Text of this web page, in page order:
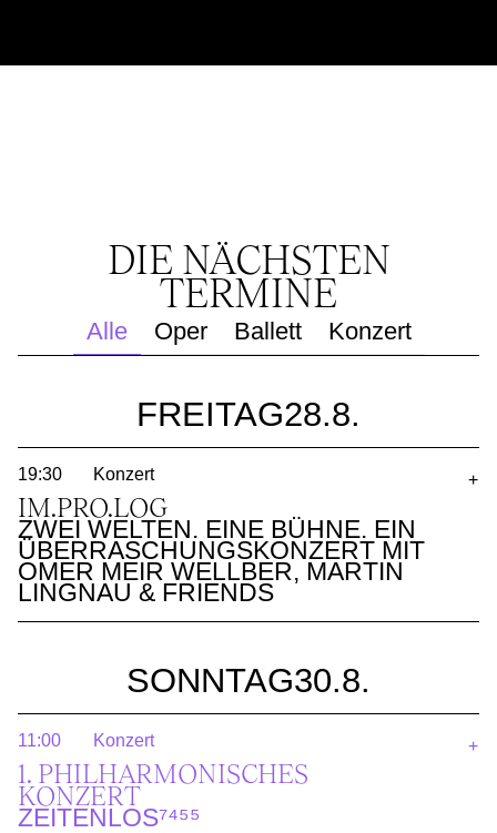
DIE NÄCHSTEN
TERMINE
Alle Oper Ballett Konzert
FREITAG28.8.
19:30 Konzert
IM.PRO.LOG
ZWEI WELTEN. EINE BÜHNE. EIN
ÜBERRASCHUNGSKONZERT MIT
OMER MEIR WELLBER, MARTIN
LINGNAU & FRIENDS
+
SONNTAG30.8.
11:00 Konzert
1. PHILHARMO­NISCHES
KONZERT
ZEITENLOS⁷⁴⁵⁵
+